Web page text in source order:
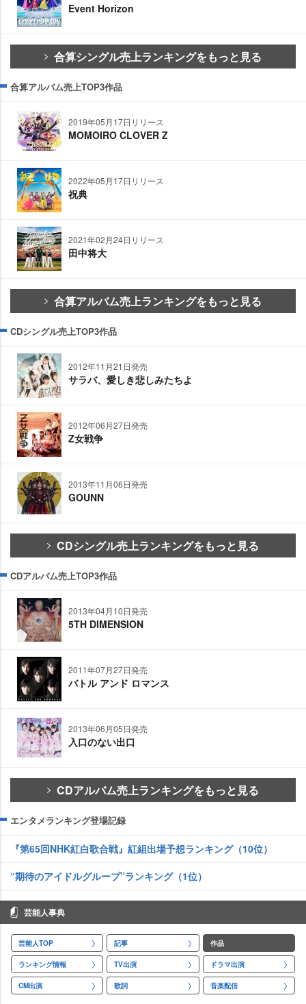
Event Horizon
合算シングル売上ランキングをもっと見る
合算アルバム売上TOP3作品
2019年05月17日リリース
MOMOIRO CLOVER Z
2022年05月17日リリース
祝典
2021年02月24日リリース
田中将大
合算アルバム売上ランキングをもっと見る
CDシングル売上TOP3作品
2012年11月21日発売
サラバ、愛しき悲しみたちよ
2012年06月27日発売
Z女戦争
2013年11月06日発売
GOUNN
CDシングル売上ランキングをもっと見る
CDアルバム売上TOP3作品
2013年04月10日発売
5TH DIMENSION
2011年07月27日発売
バトル アンド ロマンス
2013年06月05日発売
入口のない出口
CDアルバム売上ランキングをもっと見る
エンタメランキング登場記録
『第65回NHK紅白歌合戦』紅組出場予想ランキング（10位）
“期待のアイドルグループ”ランキング（1位）
芸能人事典
芸能人TOP 記事 作品
ランキング情報 TV出演 ドラマ出演
CM出演 歌詞 音楽配信